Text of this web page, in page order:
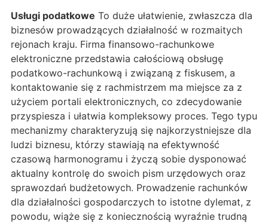
Usługi podatkowe To duże ułatwienie, zwłaszcza dla
biznesów prowadzących działalność w rozmaitych
rejonach kraju. Firma finansowo-rachunkowe
elektroniczne przedstawia całościową obsługę
podatkowo-rachunkową i związaną z fiskusem, a
kontaktowanie się z rachmistrzem ma miejsce za z
użyciem portali elektronicznych, co zdecydowanie
przyspiesza i ułatwia kompleksowy proces. Tego typu
mechanizmy charakteryzują się najkorzystniejsze dla
ludzi biznesu, którzy stawiają na efektywność
czasową harmonogramu i życzą sobie dysponować
aktualny kontrolę do swoich pism urzędowych oraz
sprawozdań budżetowych. Prowadzenie rachunków
dla działalności gospodarczych to istotne dylemat, z
powodu, wiąże się z koniecznością wyraźnie trudną